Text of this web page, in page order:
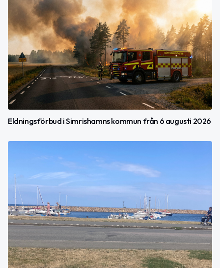
Eldningsförbud i Simrishamns kommun från 6 augusti 2026